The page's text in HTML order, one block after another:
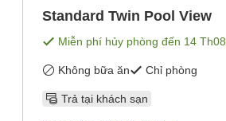
Standard Twin Pool View
Miễn phí hủy phòng đến 14 Th08
Không bữa ăn Chỉ phòng
Trả tại khách sạn